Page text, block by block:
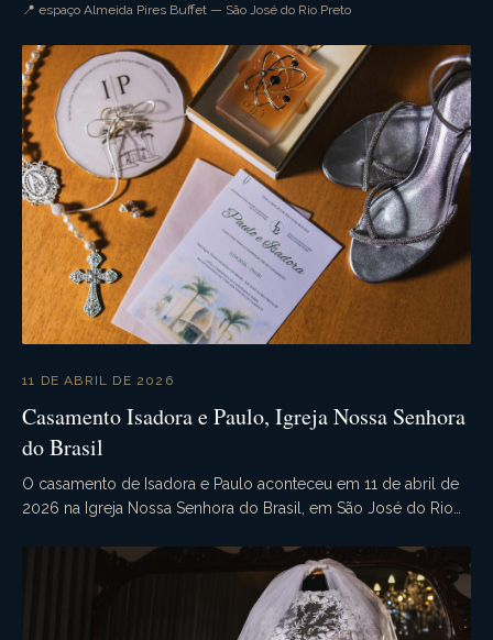
📍 espaço Almeida Pires Buffet — São José do Rio Preto
11 DE ABRIL DE 2026
Casamento Isadora e Paulo, Igreja Nossa Senhora
do Brasil
O casamento de Isadora e Paulo aconteceu em 11 de abril de
2026 na Igreja Nossa Senhora do Brasil, em São José do Rio